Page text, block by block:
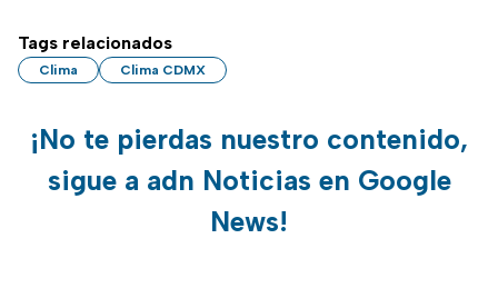
Tags relacionados
Clima Clima CDMX
¡No te pierdas nuestro contenido,
sigue a adn Noticias en Google
News!